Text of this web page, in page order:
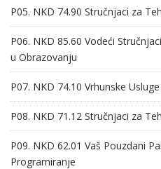
P05. NKD 74.90 Stručnjaci za
P06. NKD 85.60 Vodeći
u Obrazovanju
P07. NKD 74.10 Vrhunske
P08. NKD 71.12 Stručnjaci za
P09. NKD 62.01 Vaš Pouzdani
Programiranje